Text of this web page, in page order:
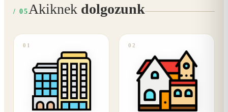
/ 05 Akiknek dolgozunk
01 02